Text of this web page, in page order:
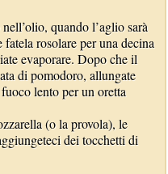
quando l’aglio sarà
rosolare per una decina
evaporare. Dopo che il
di pomodoro, allungate
lento per un oretta
(o la provola), le
dei tocchetti di